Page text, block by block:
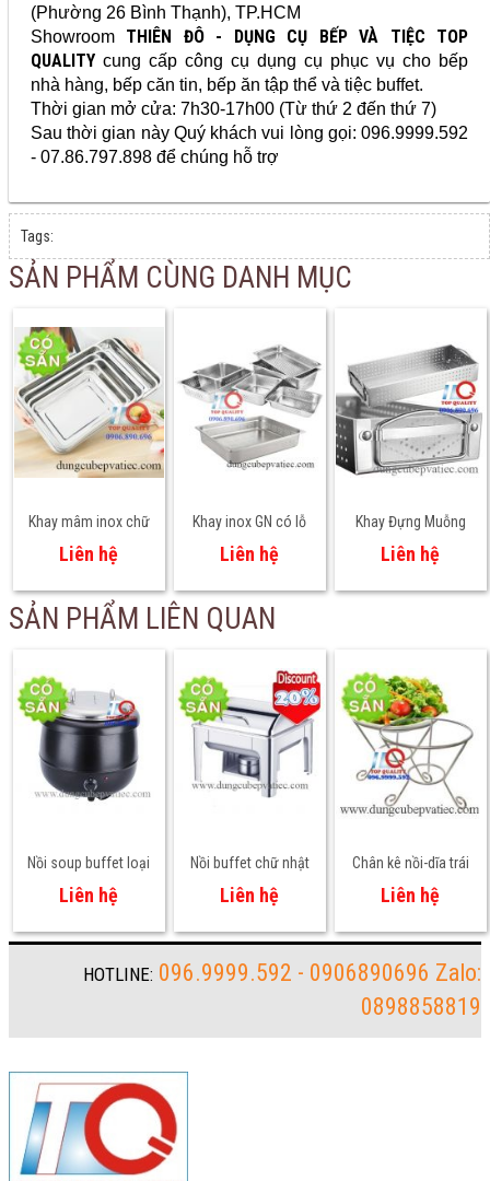
(Phường 26 Bình Thạnh), TP.HCM
Showroom THIÊN ĐÔ - DỤNG CỤ BẾP VÀ TIỆC TOP
QUALITY cung cấp công cụ dụng cụ phục vụ cho bếp
nhà hàng, bếp căn tin, bếp ăn tập thể và tiệc buffet.
Thời gian mở cửa: 7h30-17h00 (Từ thứ 2 đến thứ 7)
Sau thời gian này Quý khách vui lòng gọi: 096.9999.592
- 07.86.797.898 để chúng hỗ trợ
Tags:
SẢN PHẨM CÙNG DANH MỤC
Khay mâm inox chữ
nhật sâu + cạn nhiều
Liên hệ
Khay inox GN có lỗ
nhiều size chuẩn GN
bền đẹp, nhiều size
có sẵn GN 1/1 1/2
1/3 2/1 2/3
Liên hệ
Khay Đựng Muỗng
Đũa Inox 304 - Giải
Pháp Vệ Sinh,
Chuyên Nghiệp Cho
Liên hệ
SẢN PHẨM LIÊN QUAN
Nồi soup buffet loại
lớn
Liên hệ
Nồi buffet chữ nhật
nắp hơi CF234YH
Liên hệ
Chân kê nồi-dĩa trái
cây-dĩa bánh tiệc
Liên hệ
HOTLINE: 096.9999.592 - 0906890696 Zalo:
0898858819